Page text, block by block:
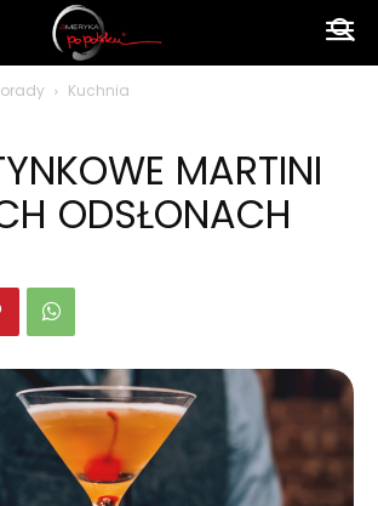
Kuchnia
MARTINI
ODSŁONACH